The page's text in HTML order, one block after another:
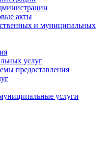
акты
и муниципальных
услуг
предоставления
услуги